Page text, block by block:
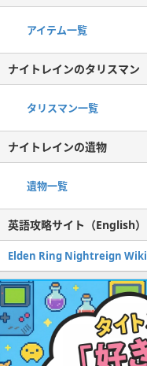
アイテム一覧
ナイトレインのタリスマン
タリスマン一覧
ナイトレインの遺物
遺物一覧
英語攻略サイト（English）
Elden Ring Nightreign Wiki